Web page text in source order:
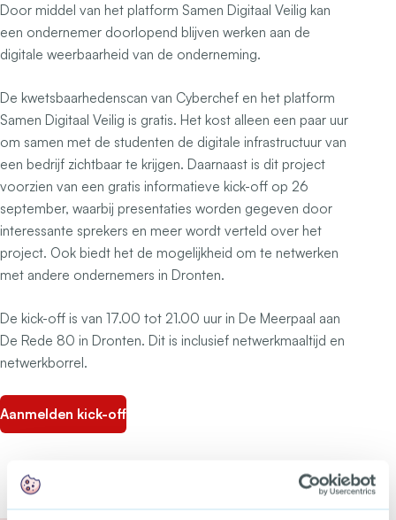
Door middel van het platform Samen Digitaal Veilig kan
een ondernemer doorlopend blijven werken aan de
digitale weerbaarheid van de onderneming.
De kwetsbaarhedenscan van Cyberchef en het platform
Samen Digitaal Veilig is gratis. Het kost alleen een paar uur
om samen met de studenten de digitale infrastructuur van
een bedrijf zichtbaar te krijgen. Daarnaast is dit project
voorzien van een gratis informatieve kick-off op 26
september, waarbij presentaties worden gegeven door
interessante sprekers en meer wordt verteld over het
project. Ook biedt het de mogelijkheid om te netwerken
met andere ondernemers in Dronten.
De kick-off is van 17.00 tot 21.00 uur in De Meerpaal aan
De Rede 80 in Dronten. Dit is inclusief netwerkmaaltijd en
netwerkborrel.
Aanmelden kick-off